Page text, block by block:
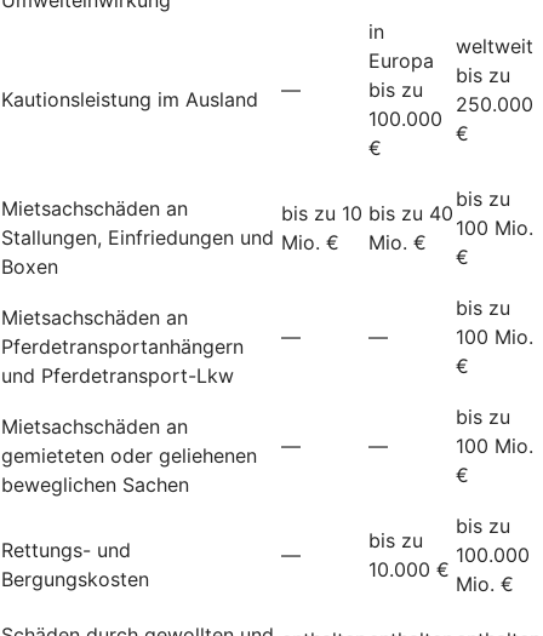
Kautionsleistung im Ausland —
in
Europa
bis zu
100.000
€
weltweit
bis zu
250.000
€
Mietsachschäden an
Stallungen, Einfriedungen und
Boxen
bis zu 10
Mio. €
bis zu 40
Mio. €
bis zu
100 Mio.
€
Mietsachschäden an
Pferdetransportanhängern
und Pferdetransport-Lkw
— —
bis zu
100 Mio.
€
Mietsachschäden an
gemieteten oder geliehenen
beweglichen Sachen
— —
bis zu
100 Mio.
€
Rettungs- und
Bergungskosten
—
bis zu
10.000 €
bis zu
100.000
Mio. €